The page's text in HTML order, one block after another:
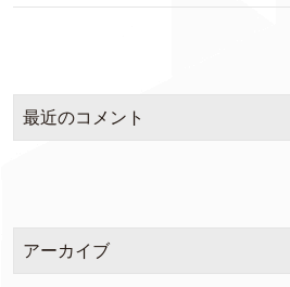
最近のコメント
アーカイブ